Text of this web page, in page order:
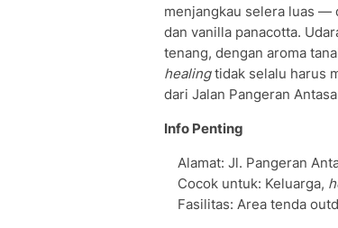
menjangkau selera luas —
dan vanilla panacotta.
tenang, dengan aroma
healingtidak selalu harus
dari Jalan Pangeran
Info Penting
Alamat: Jl. Pangeran
Cocok untuk: Keluarga,
Fasilitas: Area tenda